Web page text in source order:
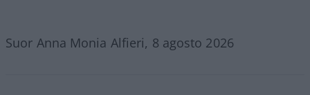
Suor Anna Monia Alfieri, 8 agosto 2026